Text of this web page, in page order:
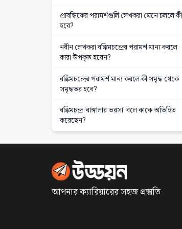
প্রাবন্ধিকের পরামর্শগুলি লেখকরা মেনে চললে কী
হবে?
নবীন লেখকরা বঙ্কিমচন্দ্রের পরামর্শ মান্য করলে
কারা উপকৃত হবেন?
বঙ্কিমচন্দ্রের পরামর্শ মান্য করলে কী সমৃদ্ধ থেকে
সমৃদ্ধতর হবে?
বঙ্কিমচন্দ্র 'বাঙ্গালার ভরসা' বলে কাকে অভিহিত
করেছেন?
আপনার ক্যারিয়ারের সহজ প্রস্তুতি